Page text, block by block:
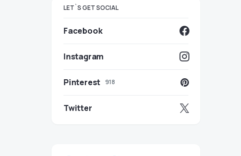
LET`S GET SOCIAL
Facebook
Instagram
Pinterest 918
Twitter